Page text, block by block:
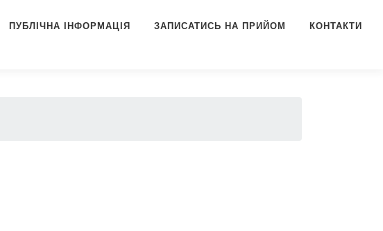
ПУБЛІЧНА ІНФОРМАЦІЯ ЗАПИСАТИСЬ НА ПРИЙОМ КОНТАКТИ